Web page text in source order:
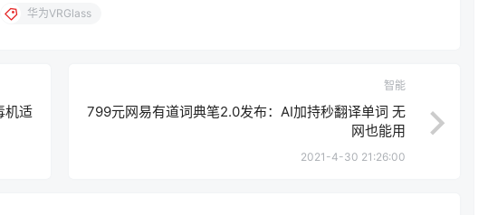
华为VRGlass
机适
智能
799元网易有道词典笔2.0发布：AI加持秒翻译单词 无
网也能用
2021-4-30 21:26:00